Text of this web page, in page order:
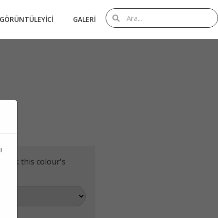
GALERI
this colour's